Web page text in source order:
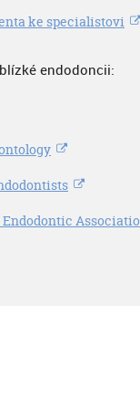
ke specialistovi
endodoncii: